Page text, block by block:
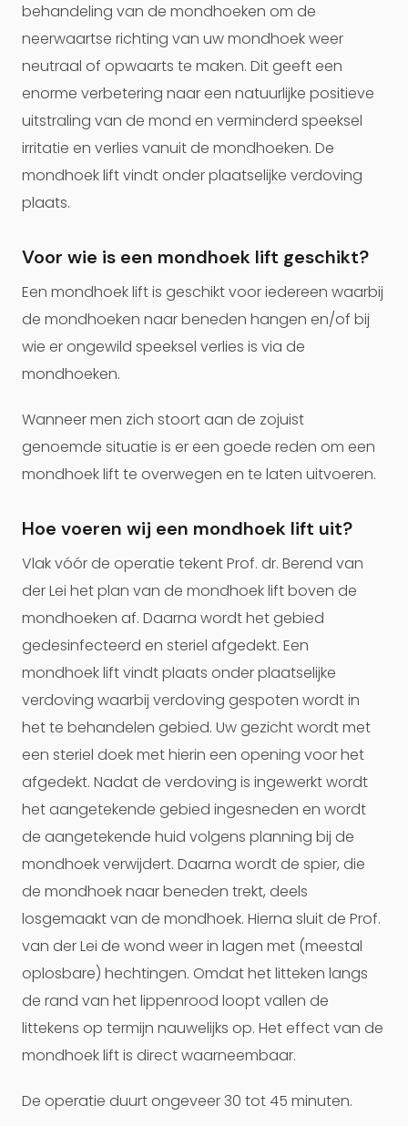
behandeling van de mondhoeken om de
neerwaartse richting van uw mondhoek weer
neutraal of opwaarts te maken. Dit geeft een
enorme verbetering naar een natuurlijke positieve
uitstraling van de mond en verminderd speeksel
irritatie en verlies vanuit de mondhoeken. De
mondhoek lift vindt onder plaatselijke verdoving
plaats.
Voor wie is een mondhoek lift geschikt?
Een mondhoek lift is geschikt voor iedereen waarbij
de mondhoeken naar beneden hangen en/of bij
wie er ongewild speeksel verlies is via de
mondhoeken.
Wanneer men zich stoort aan de zojuist
genoemde situatie is er een goede reden om een
mondhoek lift te overwegen en te laten uitvoeren.
Hoe voeren wij een mondhoek lift uit?
Vlak vóór de operatie tekent Prof. dr. Berend van
der Lei het plan van de mondhoek lift boven de
mondhoeken af. Daarna wordt het gebied
gedesinfecteerd en steriel afgedekt. Een
mondhoek lift vindt plaats onder plaatselijke
verdoving waarbij verdoving gespoten wordt in
het te behandelen gebied. Uw gezicht wordt met
een steriel doek met hierin een opening voor het
afgedekt. Nadat de verdoving is ingewerkt wordt
het aangetekende gebied ingesneden en wordt
de aangetekende huid volgens planning bij de
mondhoek verwijdert. Daarna wordt de spier, die
de mondhoek naar beneden trekt, deels
losgemaakt van de mondhoek. Hierna sluit de Prof.
van der Lei de wond weer in lagen met (meestal
oplosbare) hechtingen. Omdat het litteken langs
de rand van het lippenrood loopt vallen de
littekens op termijn nauwelijks op. Het effect van de
mondhoek lift is direct waarneembaar.
De operatie duurt ongeveer 30 tot 45 minuten.